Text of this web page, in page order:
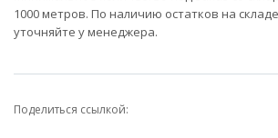
1000 метров. По наличию остатков на
уточняйте у менеджера.
Поделиться ссылкой: